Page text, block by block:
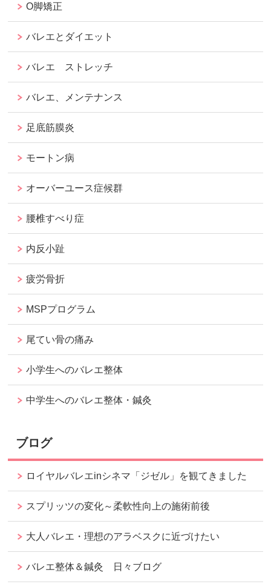
O脚矯正
バレエとダイエット
バレエ ストレッチ
バレエ、メンテナンス
足底筋膜炎
モートン病
オーバーユース症候群
腰椎すべり症
内反小趾
疲労骨折
MSPプログラム
尾てい骨の痛み
小学生へのバレエ整体
中学生へのバレエ整体・鍼灸
ブログ
ロイヤルバレエinシネマ「ジゼル」を観てきました
スプリッツの変化～柔軟性向上の施術前後
大人バレエ・理想のアラベスクに近づけたい
バレエ整体＆鍼灸 日々ブログ